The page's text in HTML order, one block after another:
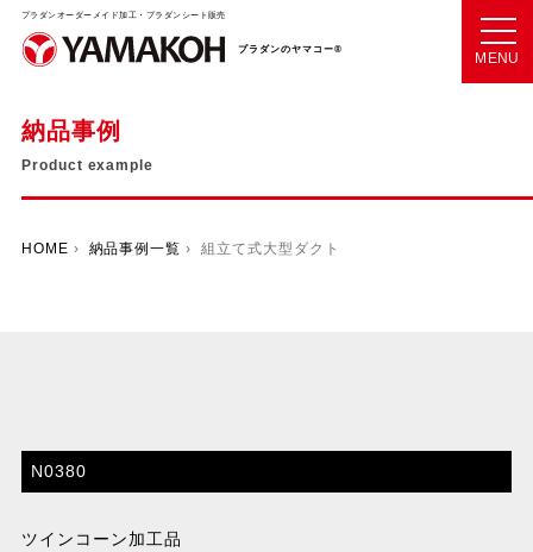
プラダンオーダーメイド加工・プラダンシート販売
プラダンのヤマコー®
MENU
納品事例
Product example
HOME › 納品事例一覧 › 組立て式大型ダクト
N0380
ツインコーン加工品